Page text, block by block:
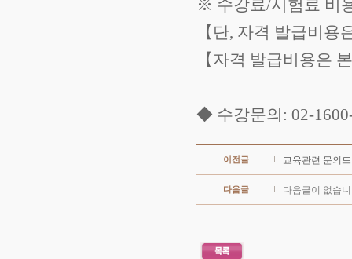
※ 수강료/시험료 비
【단, 자격 발급비용
【자격 발급비용은
◆ 수강문의: 02-
이전글 교육관련 문의
다음글 다음글이 없습